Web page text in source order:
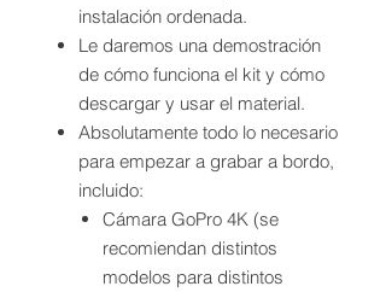
instalación ordenada.
Le daremos una demostración
de cómo funciona el kit y cómo
descargar y usar el material.
Absolutamente todo lo necesario
para empezar a grabar a bordo,
incluido:
Cámara GoPro 4K (se
recomiendan distintos
modelos para distintos